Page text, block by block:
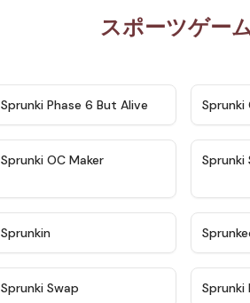
スポーツゲー
★ 4.9
Sprunki Phase 6 But Alive Sprunki
Sprunki OC Maker Sprunki
Sprunkin
Sprunki Swap Sprunki